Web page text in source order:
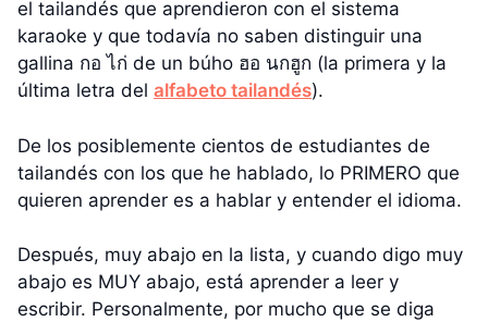
el tailandés que aprendieron con el sistema
karaoke y que todavía no saben distinguir una
gallina กอ ไก่ de un búho ฮอ นกฮูก (la primera y la
última letra del alfabeto tailandés).
De los posiblemente cientos de estudiantes de
tailandés con los que he hablado, lo PRIMERO que
quieren aprender es a hablar y entender el idioma.
Después, muy abajo en la lista, y cuando digo muy
abajo es MUY abajo, está aprender a leer y
escribir. Personalmente, por mucho que se diga